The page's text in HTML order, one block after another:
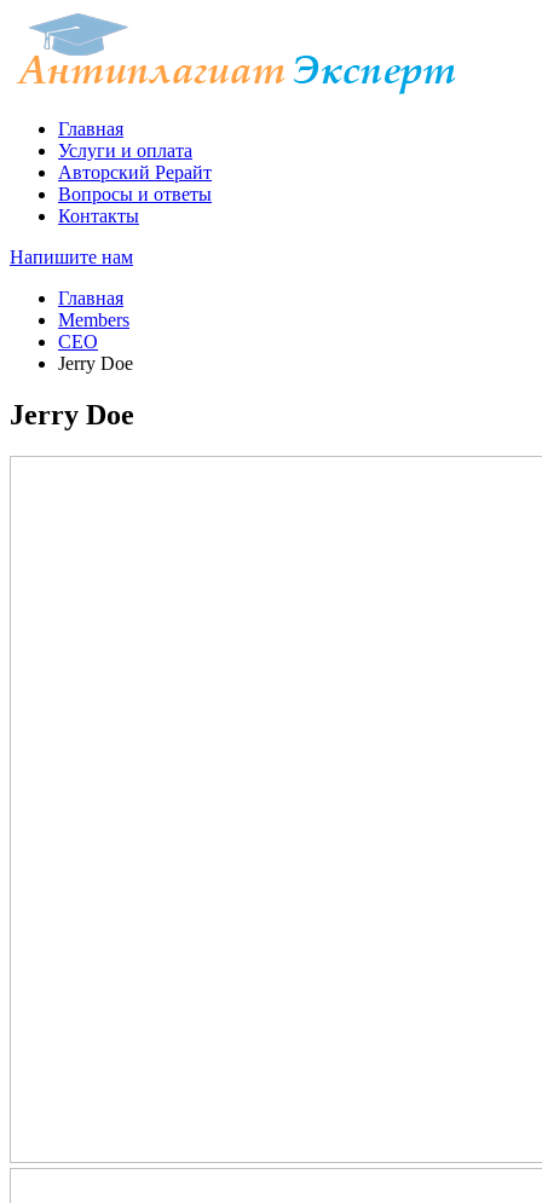
Главная
Услуги и оплата
Авторский Рерайт
Вопросы и ответы
Контакты
Напишите нам
Главная
Members
CEO
Jerry Doe
Jerry Doe